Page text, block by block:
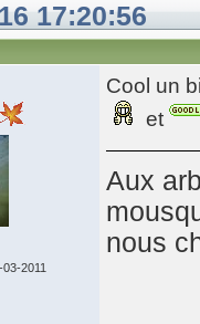
17:20:56
2011
Cool un
et
Aux
nous